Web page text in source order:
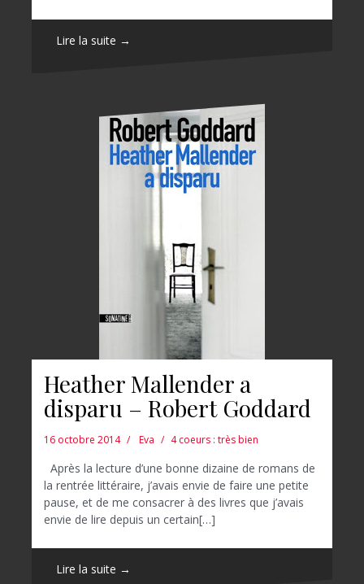
Lire la suite →
Heather Mallender a
disparu – Robert Goddard
16 octobre 2014 Eva 4 coeurs : très bien
Après la lecture d’une bonne dizaine de romans de
la rentrée littéraire, j’avais envie de faire une petite
pause, et de me consacrer à des livres que j’avais
envie de lire depuis un certain[…]
Lire la suite →